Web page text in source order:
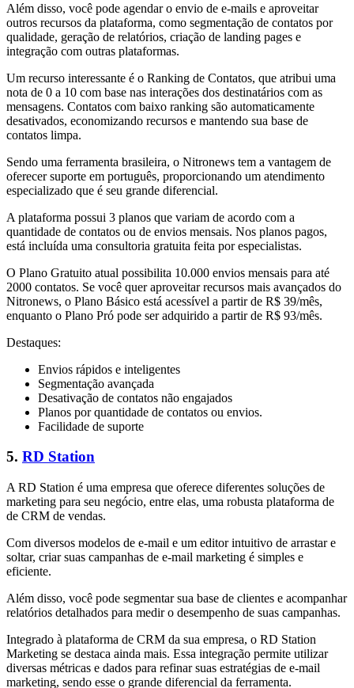
Além disso, você pode agendar o envio de e-mails e aproveitar
outros recursos da plataforma, como segmentação de contatos por
qualidade, geração de relatórios, criação de landing pages e
integração com outras plataformas.
Um recurso interessante é o Ranking de Contatos, que atribui uma
nota de 0 a 10 com base nas interações dos destinatários com as
mensagens. Contatos com baixo ranking são automaticamente
desativados, economizando recursos e mantendo sua base de
contatos limpa.
Sendo uma ferramenta brasileira, o Nitronews tem a vantagem de
oferecer suporte em português, proporcionando um atendimento
especializado que é seu grande diferencial.
A plataforma possui 3 planos que variam de acordo com a
quantidade de contatos ou de envios mensais. Nos planos pagos,
está incluída uma consultoria gratuita feita por especialistas.
O Plano Gratuito atual possibilita 10.000 envios mensais para até
2000 contatos. Se você quer aproveitar recursos mais avançados do
Nitronews, o Plano Básico está acessível a partir de R$ 39/mês,
enquanto o Plano Pró pode ser adquirido a partir de R$ 93/mês.
Destaques:
Envios rápidos e inteligentes
Segmentação avançada
Desativação de contatos não engajados
Planos por quantidade de contatos ou envios.
Facilidade de suporte
5. RD Station
A RD Station é uma empresa que oferece diferentes soluções de
marketing para seu negócio, entre elas, uma robusta plataforma de
de CRM de vendas.
Com diversos modelos de e-mail e um editor intuitivo de arrastar e
soltar, criar suas campanhas de e-mail marketing é simples e
eficiente.
Além disso, você pode segmentar sua base de clientes e acompanhar
relatórios detalhados para medir o desempenho de suas campanhas.
Integrado à plataforma de CRM da sua empresa, o RD Station
Marketing se destaca ainda mais. Essa integração permite utilizar
diversas métricas e dados para refinar suas estratégias de e-mail
marketing, sendo esse o grande diferencial da ferramenta.